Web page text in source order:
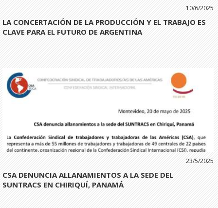
10/6/2025
LA CONCERTACIÓN DE LA PRODUCCIÓN Y EL TRABAJO ES
CLAVE PARA EL FUTURO DE ARGENTINA
23/5/2025
CSA DENUNCIA ALLANAMIENTOS A LA SEDE DEL
SUNTRACS EN CHIRIQUÍ, PANAMÁ